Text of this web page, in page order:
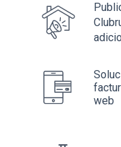
web